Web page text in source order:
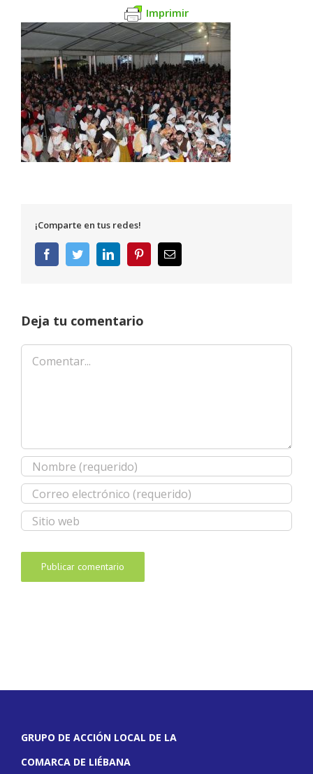
Imprimir
¡Comparte en tus redes!
FacebookTwitterLinkedInPinterestCorreo
electrónico
Deja tu comentario
Comentar
GRUPO DE ACCIÓN LOCAL DE LA
COMARCA DE LIÉBANA